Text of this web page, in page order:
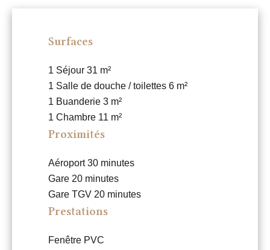
Surfaces
1 Séjour 31 m²
1 Salle de douche / toilettes 6 m²
1 Buanderie 3 m²
1 Chambre 11 m²
Proximités
Aéroport30 minutes
Gare 20 minutes
Gare TGV 20 minutes
Prestations
Fenêtre PVC